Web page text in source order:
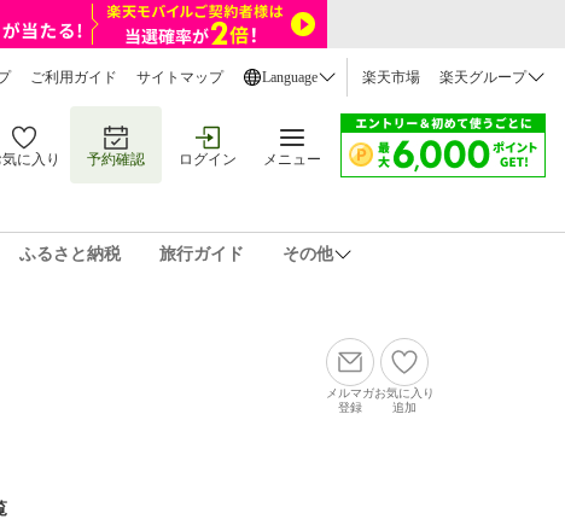
ご利用ガイド サイトマップ Language 楽天市場 楽天グループ
気に入り 予約確認 ログイン メニュー
ふるさと納税 旅行ガイド その他
メルマガ
登録
お気に入り
追加